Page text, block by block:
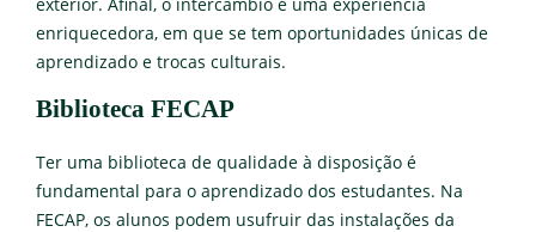
enriquecedora, em que se tem oportunidades únicas de
aprendizado e trocas culturais.
Biblioteca FECAP
Ter uma biblioteca de qualidade à disposição é
fundamental para o aprendizado dos estudantes. Na
FECAP, os alunos podem usufruir das instalações da